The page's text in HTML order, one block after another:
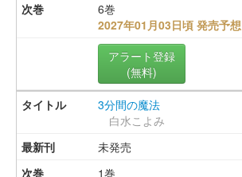
6巻
2027年01月03日頃 発売予想
アラート登録
(無料)
3分間の魔法
白水こよみ
未発売
1巻